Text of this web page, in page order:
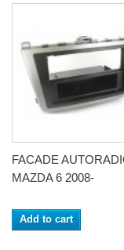
FACADE
MAZDA 6 2008-
Add to cart